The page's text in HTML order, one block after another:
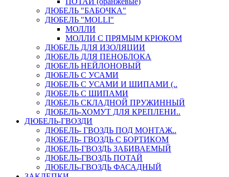
ДЮБЕЛЬ "БАБОЧКА"
ДЮБЕЛЬ "МOLLI"
МОЛЛИ
МОЛЛИ С ПРЯМЫМ КРЮКОМ
ДЮБЕЛЬ ДЛЯ ИЗОЛЯЦИИ
ДЮБЕЛЬ ДЛЯ ПЕНОБЛОКА
ДЮБЕЛЬ НЕЙЛОНОВЫЙ
ДЮБЕЛЬ С УСАМИ
ДЮБЕЛЬ С УСАМИ И ШИПАМИ (..
ДЮБЕЛЬ С ШИПАМИ
ДЮБЕЛЬ СКЛАДНОЙ ПРУЖИННЫЙ
ДЮБЕЛЬ-ХОМУТ ДЛЯ КРЕПЛЕНИ..
ДЮБЕЛЬ-ГВОЗДИ
ДЮБЕЛЬ- ГВОЗДЬ ПОД МОНТАЖ..
ДЮБЕЛЬ- ГВОЗДЬ С БОРТИКОМ
ДЮБЕЛЬ-ГВОЗДЬ ЗАБИВАЕМЫЙ
ДЮБЕЛЬ-ГВОЗДЬ ПОТАЙ
ДЮБЕЛЬ-ГВОЗДЬ ФАСАДНЫЙ